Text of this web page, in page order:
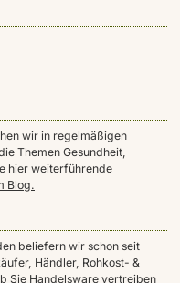
wir in regelmäßigen
Themen Gesundheit,
hier weiterführende
Blog.
beliefern wir schon seit
Händler, Rohkost- &
Sie Handelsware vertreiben